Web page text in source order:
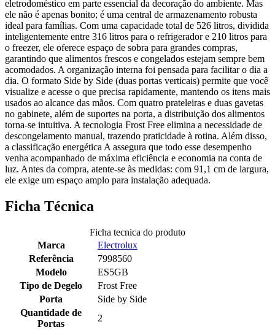
eletrodoméstico em parte essencial da decoração do ambiente. Mas
ele não é apenas bonito; é uma central de armazenamento robusta
ideal para famílias. Com uma capacidade total de 526 litros, dividida
inteligentemente entre 316 litros para o refrigerador e 210 litros para
o freezer, ele oferece espaço de sobra para grandes compras,
garantindo que alimentos frescos e congelados estejam sempre bem
acomodados. A organização interna foi pensada para facilitar o dia a
dia. O formato Side by Side (duas portas verticais) permite que você
visualize e acesse o que precisa rapidamente, mantendo os itens mais
usados ao alcance das mãos. Com quatro prateleiras e duas gavetas
no gabinete, além de suportes na porta, a distribuição dos alimentos
torna-se intuitiva. A tecnologia Frost Free elimina a necessidade de
descongelamento manual, trazendo praticidade à rotina. Além disso,
a classificação energética A assegura que todo esse desempenho
venha acompanhado de máxima eficiência e economia na conta de
luz. Antes da compra, atente-se às medidas: com 91,1 cm de largura,
ele exige um espaço amplo para instalação adequada.
Ficha Técnica
Ficha tecnica do produto
Marca
Electrolux
Referência
7998560
Modelo
ES5GB
Tipo de Degelo
Frost Free
Porta
Side by Side
Quantidade de
Portas
2